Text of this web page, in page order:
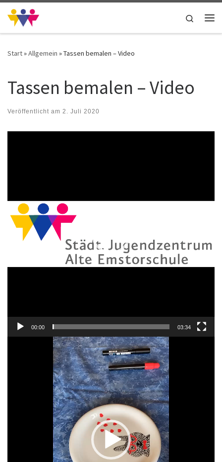
Zum Inhalt springen
Search
Start»Allgemein »Tassen bemalen – Video
Tassen bemalen – Video
Veröffentlicht am 2. Juli 2020
00:00 03:34